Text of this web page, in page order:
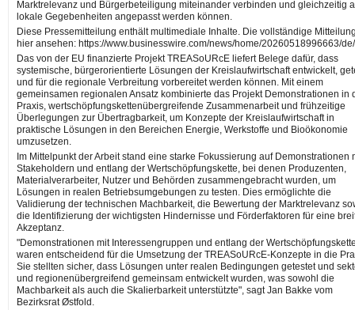
Marktrelevanz und Bürgerbeteiligung miteinander verbinden und gleichzeitig
lokale Gegebenheiten angepasst werden können.
Diese Pressemitteilung enthält multimediale Inhalte. Die vollständige
hier ansehen: https://www.businesswire.com/news/home/20260518996663/de/
Das von der EU finanzierte Projekt TREASoURcE liefert Belege dafür, dass
systemische, bürgerorientierte Lösungen der Kreislaufwirtschaft entwickelt,
und für die regionale Verbreitung vorbereitet werden können. Mit einem
gemeinsamen regionalen Ansatz kombinierte das Projekt Demonstrationen in
Praxis, wertschöpfungskettenübergreifende Zusammenarbeit und frühzeitige
Überlegungen zur Übertragbarkeit, um Konzepte der Kreislaufwirtschaft in
praktische Lösungen in den Bereichen Energie, Werkstoffe und Bioökonomie
umzusetzen.
Im Mittelpunkt der Arbeit stand eine starke Fokussierung auf Demonstrationen
Stakeholdern und entlang der Wertschöpfungskette, bei denen Produzenten,
Materialverarbeiter, Nutzer und Behörden zusammengebracht wurden, um
Lösungen in realen Betriebsumgebungen zu testen. Dies ermöglichte die
Validierung der technischen Machbarkeit, die Bewertung der Marktrelevanz
die Identifizierung der wichtigsten Hindernisse und Förderfaktoren für eine
Akzeptanz.
"Demonstrationen mit Interessengruppen und entlang der
waren entscheidend für die Umsetzung der TREASoURcE-Konzepte in die
Sie stellten sicher, dass Lösungen unter realen Bedingungen getestet und
und regionenübergreifend gemeinsam entwickelt wurden, was sowohl die
Machbarkeit als auch die Skalierbarkeit unterstützte", sagt Jan Bakke vom
Bezirksrat Østfold.